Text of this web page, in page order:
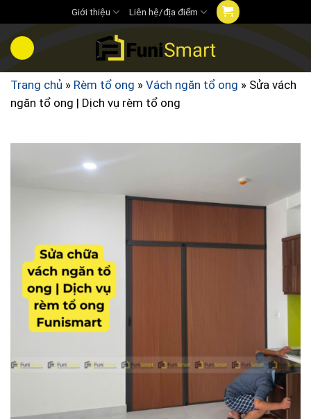
đến
nội
dung
Giới thiệu Liên hệ/địa điểm
Trang chủ » Rèm tổ ong » Vách ngăn tổ ong » Sửa vách
ngăn tổ ong | Dịch vụ rèm tổ ong